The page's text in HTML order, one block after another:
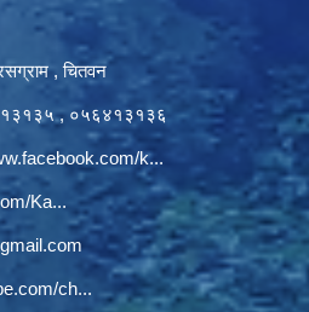
, चितवन
, ०५६४१३१३६
k...
Ka...
ch...